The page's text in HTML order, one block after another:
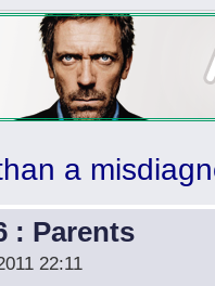
a
: Parents
22:11